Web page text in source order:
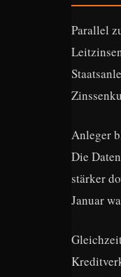
Parallel
Anleger
Die
stärker
Januar